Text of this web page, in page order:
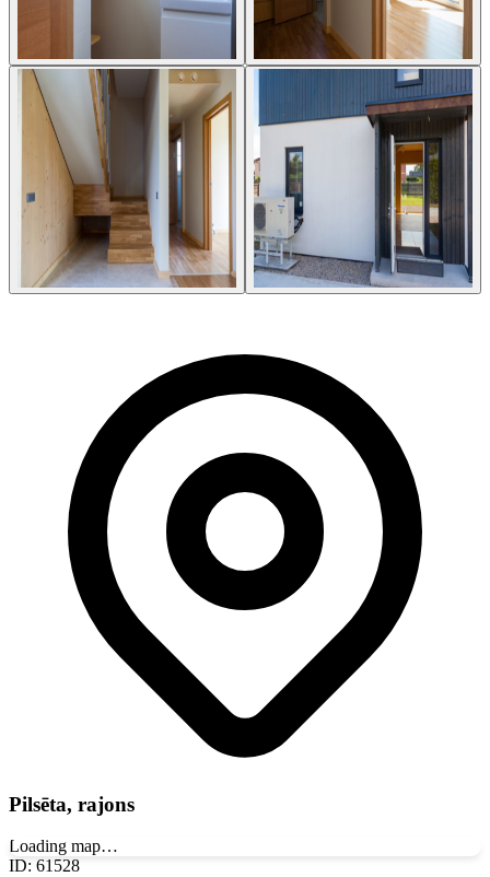
Pilsēta, rajons
Loading map…
ID: 61528